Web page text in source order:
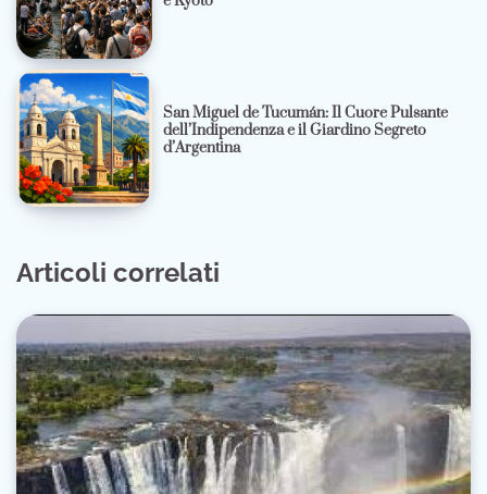
San Miguel de Tucumán: Il Cuore Pulsante
dell’Indipendenza e il Giardino Segreto
d’Argentina
Articoli correlati